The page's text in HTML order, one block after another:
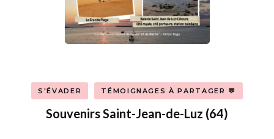
S'ÉVADER TÉMOIGNAGES À PARTAGER 💬
Souvenirs Saint-Jean-de-Luz (64)